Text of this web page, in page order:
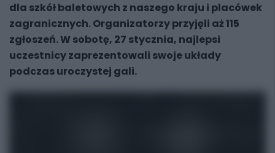
dla szkół baletowych z naszego kraju i placówek
zagranicznych. Organizatorzy przyjęli aż 115
zgłoszeń. W sobotę, 27 stycznia, najlepsi
uczestnicy zaprezentowali swoje układy
podczas uroczystej gali.